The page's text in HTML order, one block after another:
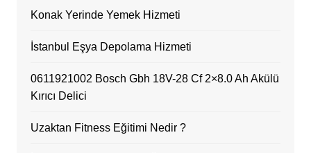
Konak Yerinde Yemek Hizmeti
İstanbul Eşya Depolama Hizmeti
0611921002 Bosch Gbh 18V-28 Cf 2×8.0 Ah Akülü
Kırıcı Delici
Uzaktan Fitness Eğitimi Nedir ?